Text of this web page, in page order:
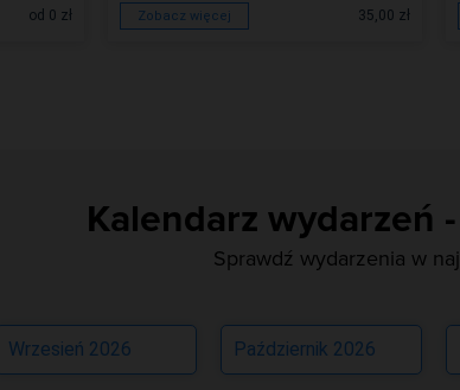
od 0 zł Zobacz więcej 35,00 zł
Kalendarz wydarzeń
Sprawdź wydarzenia w
Wrzesień 2026 Październik 2026